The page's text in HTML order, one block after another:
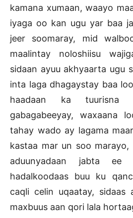
kamana xumaan, waayo
iyaga oo kan ugu yar baa
jeer soomaray, mid
maalintay noloshiisu
sidaan ayuu akhyaarta ugu
inta laga dhagaystay baa
haadaan ka
gabagabeeyay, waxaana
tahay wado ay lagama
kastaa mar un soo marayo,
aduunyadaan jabta
hadalkoodaas buu ku
caqli celin uqaatay, sidaas
maxbuus aan qori lala